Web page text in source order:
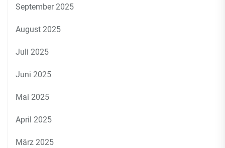
September 2025
August 2025
Juli 2025
Juni 2025
Mai 2025
April 2025
März 2025